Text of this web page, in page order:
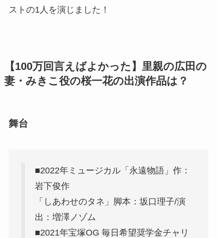
ストの1人を演じました！
【100万回言えばよかった】里親の広田の
妻・みきこ役の桜一花の出演作品は？
舞台
■2022年ミュージカル「永遠物語」作：
岩下俊作
「しあわせのタネ」脚本：坂口理子/演
出：増澤ノゾム
■2021年宝塚OG 毎日希望奨学金チャリ